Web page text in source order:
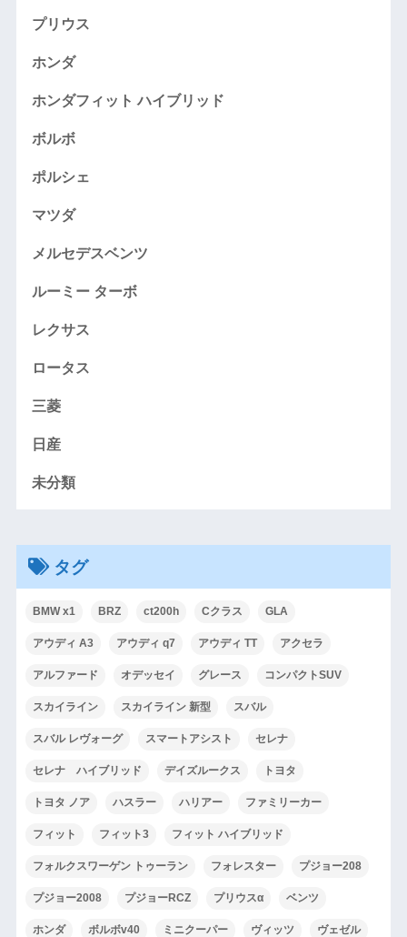
プリウス
ホンダ
ホンダフィット ハイブリッド
ボルボ
ポルシェ
マツダ
メルセデスベンツ
ルーミー ターボ
レクサス
ロータス
三菱
日産
未分類
タグ
BMW x1 BRZ ct200h Cクラス GLA
アウディ A3 アウディ q7 アウディ TT アクセラ
アルファード オデッセイ グレース コンパクトSUV
スカイライン スカイライン 新型 スバル
スバル レヴォーグ スマートアシスト セレナ
セレナ ハイブリッド デイズルークス トヨタ
トヨタ ノア ハスラー ハリアー ファミリーカー
フィット フィット3 フィット ハイブリッド
フォルクスワーゲン トゥーラン フォレスター プジョー208
プジョー2008 プジョーRCZ プリウスα ベンツ
ホンダ ボルボv40 ミニクーパー ヴィッツ ヴェゼル